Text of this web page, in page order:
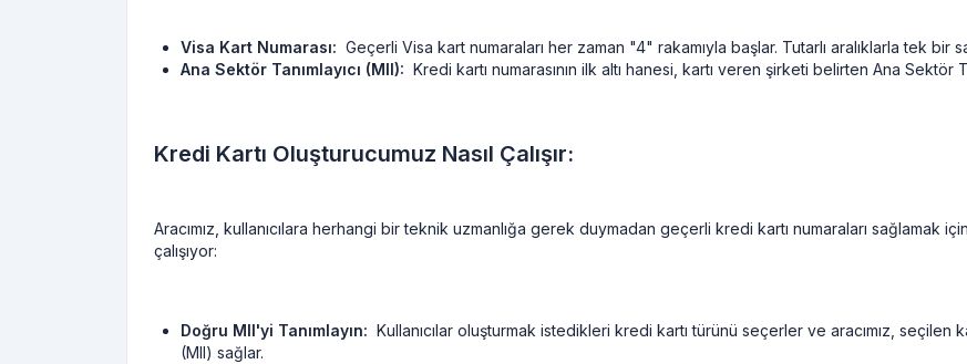
Visa Kart Numarası: Geçerli Visa kart numaraları her zaman "4" rakamıyla başlar. Tutarlı aralıklarla tek bir
Ana Sektör Tanımlayıcı (MII): Kredi kartı numarasının ilk altı hanesi, kartı veren şirketi belirten Ana Sektör
Kredi Kartı Oluşturucumuz Nasıl Çalışır:
Aracımız, kullanıcılara herhangi bir teknik uzmanlığa gerek duymadan geçerli kredi kartı numaraları sağlamak
çalışıyor:
Doğru MII'yi Tanımlayın: Kullanıcılar oluşturmak istedikleri kredi kartı türünü seçerler ve aracımız, seçilen
(MII) sağlar.